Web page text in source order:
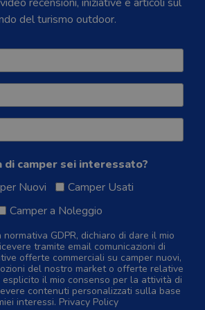
del turismo outdoor.
di camper sei interessato?
Nuovi
Camper Usati
Camper a Noleggio
GDPR, dichiaro di dare il mio
tramite email comunicazioni di
offerte commerciali su camper nuovi,
del nostro market o offerte relative
il mio consenso per la attività di
contenuti personalizzati sulla base
interessi. Privacy Policy